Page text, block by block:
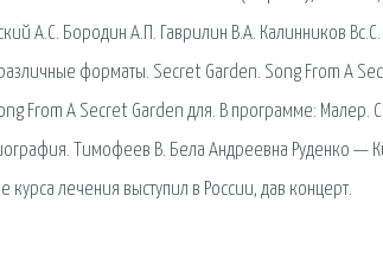
А.С. Бородин А.П. Гаврилин В.А. Калинников
форматы. Secret Garden. Song From A
From A Secret Garden для. В программе:
Тимофеев В. Бела Андреевна Руденко —
лечения выступил в России, дав концерт.